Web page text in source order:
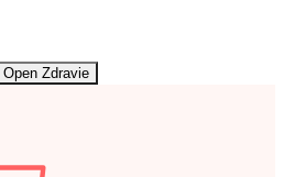
Open Zdravie